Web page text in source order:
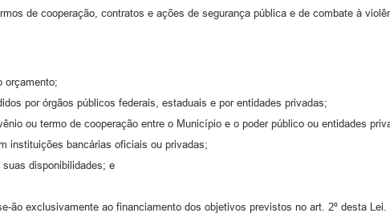
de cooperação, contratos e ações de segurança pública e de combate à
orçamento;
por órgãos públicos federais, estaduais e por entidades privadas;
ou termo de cooperação entre o Município e o poder público ou entidades
instituições bancárias oficiais ou privadas;
disponibilidades; e
ão exclusivamente ao financiamento dos objetivos previstos no art. 2º desta Lei.